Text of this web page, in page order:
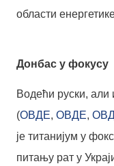
области
Донбас у фокусу
Водећи руски, али
(ОВДЕ, ОВДЕ,
је титанијум у
питању рат у